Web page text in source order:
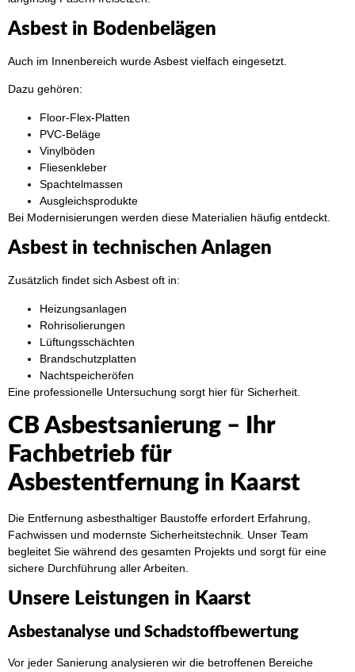
Asbest in Bodenbelägen
Auch im Innenbereich wurde Asbest vielfach eingesetzt.
Dazu gehören:
Floor-Flex-Platten
PVC-Beläge
Vinylböden
Fliesenkleber
Spachtelmassen
Ausgleichsprodukte
Bei Modernisierungen werden diese Materialien häufig entdeckt.
Asbest in technischen Anlagen
Zusätzlich findet sich Asbest oft in:
Heizungsanlagen
Rohrisolierungen
Lüftungsschächten
Brandschutzplatten
Nachtspeicheröfen
Eine professionelle Untersuchung sorgt hier für Sicherheit.
CB Asbestsanierung – Ihr
Fachbetrieb für
Asbestentfernung in Kaarst
Die Entfernung asbesthaltiger Baustoffe erfordert Erfahrung,
Fachwissen und modernste Sicherheitstechnik. Unser Team
begleitet Sie während des gesamten Projekts und sorgt für eine
sichere Durchführung aller Arbeiten.
Unsere Leistungen in Kaarst
Asbestanalyse und Schadstoffbewertung
Vor jeder Sanierung analysieren wir die betroffenen Bereiche